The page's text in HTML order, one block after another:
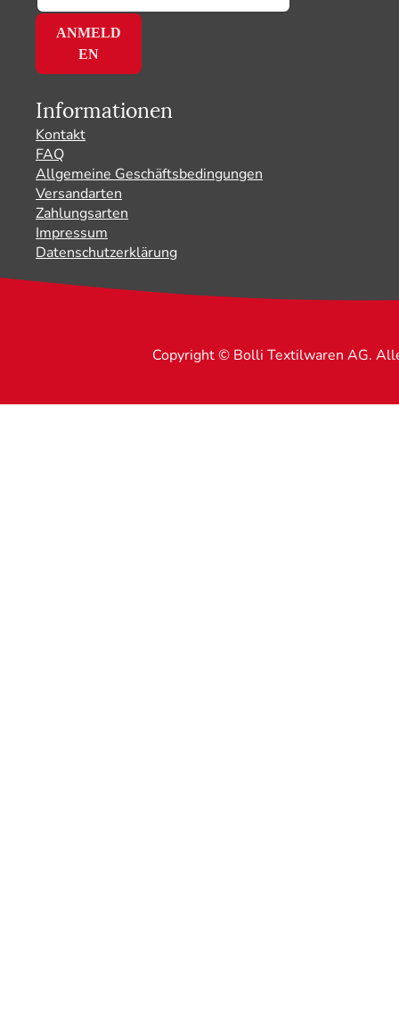
Informationen
Kontakt
FAQ
Allgemeine Geschäftsbedingungen
Versandarten
Zahlungsarten
Impressum
Datenschutzerklärung
Copyright © Bolli Textilwaren AG.